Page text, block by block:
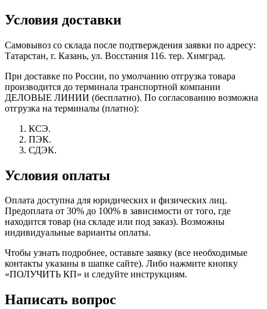
Условия доставки
Самовывоз со склада после подтверждения заявки по адресу:
Татарстан, г. Казань, ул. Восстания 116. тер. Химград.
При доставке по России, по умолчанию отгрузка товара
производится до терминала транспортной компании
ДЕЛОВЫЕ ЛИНИИ (бесплатно). По согласованию возможна
отгрузка на терминалы (платно):
КСЭ.
ПЭК.
СДЭК.
Условия оплаты
Оплата доступна для юридических и физических лиц.
Предоплата от 30% до 100% в зависимости от того, где
находится товар (на складе или под заказ). Возможны
индивидуальные варианты оплаты.
Чтобы узнать подробнее, оставьте заявку (все необходимые
контакты указаны в шапке сайте). Либо нажмите кнопку
«ПОЛУЧИТЬ КП» и следуйте инструкциям.
Написать вопрос